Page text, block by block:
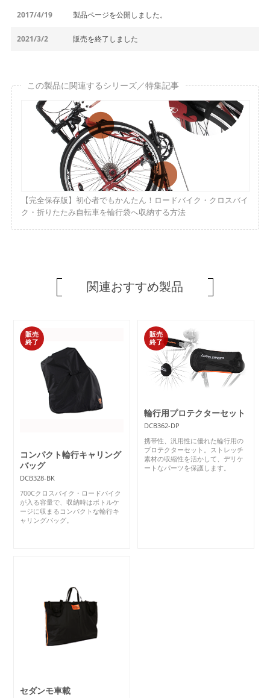
2017/4/19 製品ページを公開しました。
2021/3/2 販売を終了しました
この製品に関連するシリーズ／特集記事
【完全保存版】初心者でもかんたん！ロードバイク・クロスバイ
ク・折りたたみ自転車を輪行袋へ収納する方法
関連おすすめ製品
販売
終了
コンパクト輪行キャリング
バッグ
DCB328-BK
700Cクロスバイク・ロードバイク
が入る容量で、収納時はボトルケ
ージに収まるコンパクトな輪行キ
ャリングバッグ。
販売
終了
輪行用プロテクターセット
DCB362-DP
携帯性、汎用性に優れた輪行用の
プロテクターセット。ストレッチ
素材の収縮性を活かして、デリケ
ートなパーツを保護します。
セダンモ車載